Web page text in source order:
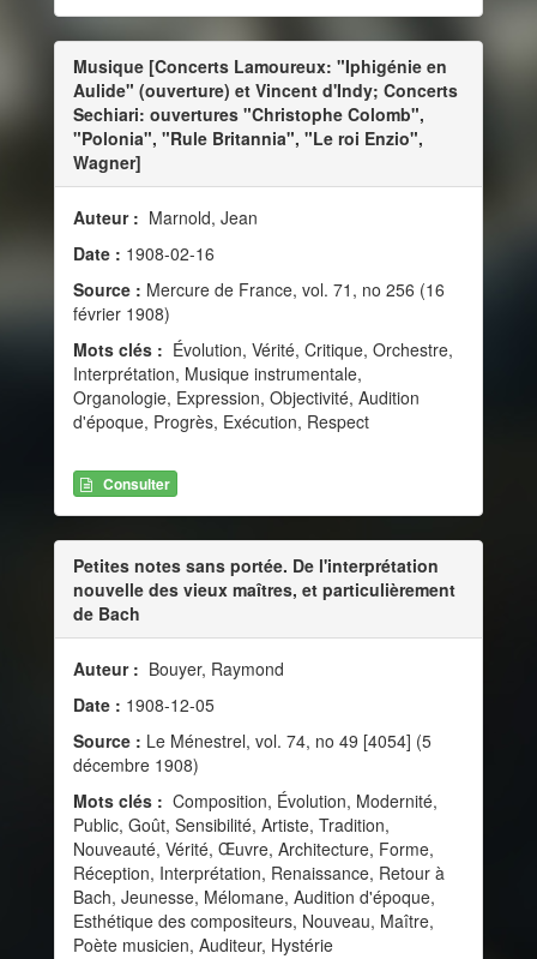
Musique [Concerts Lamoureux: "Iphigénie en
Aulide" (ouverture) et Vincent d'Indy; Concerts
Sechiari: ouvertures "Christophe Colomb",
"Polonia", "Rule Britannia", "Le roi Enzio",
Wagner]
Auteur : Marnold, Jean
Date : 1908-02-16
Source : Mercure de France, vol. 71, no 256 (16
février 1908)
Mots clés : Évolution, Vérité, Critique, Orchestre,
Interprétation, Musique instrumentale,
Organologie, Expression, Objectivité, Audition
d'époque, Progrès, Exécution, Respect
Consulter
Petites notes sans portée. De l'interprétation
nouvelle des vieux maîtres, et particulièrement
de Bach
Auteur : Bouyer, Raymond
Date : 1908-12-05
Source : Le Ménestrel, vol. 74, no 49 [4054] (5
décembre 1908)
Mots clés : Composition, Évolution, Modernité,
Public, Goût, Sensibilité, Artiste, Tradition,
Nouveauté, Vérité, Œuvre, Architecture, Forme,
Réception, Interprétation, Renaissance, Retour à
Bach, Jeunesse, Mélomane, Audition d'époque,
Esthétique des compositeurs, Nouveau, Maître,
Poète musicien, Auditeur, Hystérie